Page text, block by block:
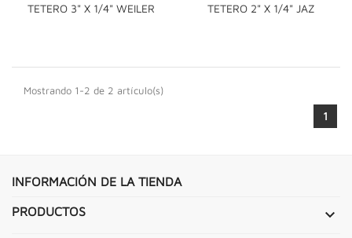
TETERO 3" X 1/4" WEILER
TETERO 2" X 1/4" JAZ
Mostrando 1-2 de 2 artículo(s)
1
INFORMACIÓN DE LA TIENDA
PRODUCTOS 